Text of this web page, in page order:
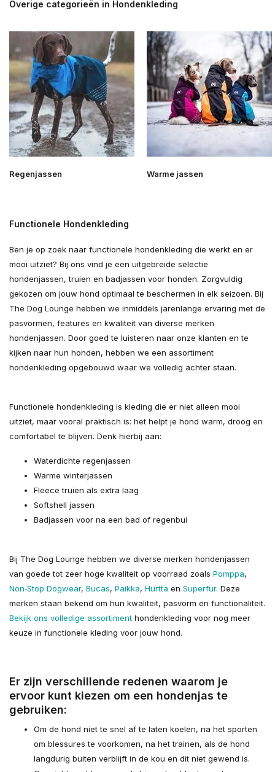
Overige categorieën in Hondenkleding
Regenjassen Warme jassen
Functionele Hondenkleding
Ben je op zoek naar functionele hondenkleding die werkt en er
mooi uitziet? Bij ons vind je een uitgebreide selectie
hondenjassen, truien en badjassen voor honden. Zorgvuldig
gekozen om jouw hond optimaal te beschermen in elk seizoen. Bij
The Dog Lounge hebben we inmiddels jarenlange ervaring met de
pasvormen, features en kwaliteit van diverse merken
hondenjassen. Door goed te luisteren naar onze klanten en te
kijken naar hun honden, hebben we een assortiment
hondenkleding opgebouwd waar we volledig achter staan.
Functionele hondenkleding is kleding die er niet alleen mooi
uitziet, maar vooral praktisch is: het helpt je hond warm, droog en
comfortabel te blijven. Denk hierbij aan:
Waterdichte regenjassen
Warme winterjassen
Fleece truien als extra laag
Softshell jassen
Badjassen voor na een bad of regenbui
Bij The Dog Lounge hebben we diverse merken hondenjassen
van goede tot zeer hoge kwaliteit op voorraad zoals Pomppa,
Non‑Stop Dogwear, Bucas, Paikka, Hurtta en Superfur. Deze
merken staan bekend om hun kwaliteit, pasvorm en functionaliteit.
Bekijk ons volledige assortiment hondenkleding voor nog meer
keuze in functionele kleding voor jouw hond.
Er zijn verschillende redenen waarom je
ervoor kunt kiezen om een hondenjas te
gebruiken:
Om de hond niet te snel af te laten koelen, na het sporten
om blessures te voorkomen, na het trainen, als de hond
langdurig buiten verblijft in de kou en dit niet gewend is.